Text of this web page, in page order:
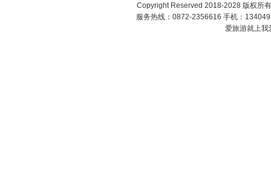
Copyright Reserved 2018-2028 版权所
服务热线：0872-2356616 手机：
爱旅游就上我